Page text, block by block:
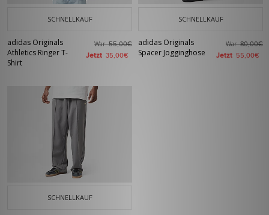
SCHNELLKAUF
adidas Originals
Athletics Ringer T-
Shirt
War55,00€
Jetzt 35,00€
SCHNELLKAUF
adidas Originals
Spacer Jogginghose
War80,00€
Jetzt 55,00€
SCHNELLKAUF